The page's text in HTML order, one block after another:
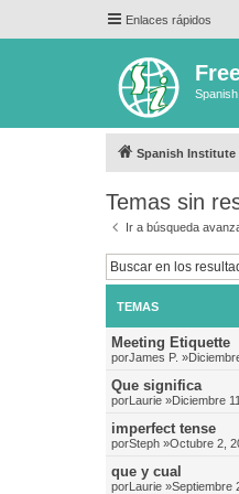
Enlaces rápidos
Spanish Institute
Temas sin
Ir a búsqueda
TEMAS
Meeting Etiquette
porJames P.
Que significa
porLaurie »Diciembre
imperfect tense
porSteph »Octubre 2,
que y cual
porLaurie »Septiembre